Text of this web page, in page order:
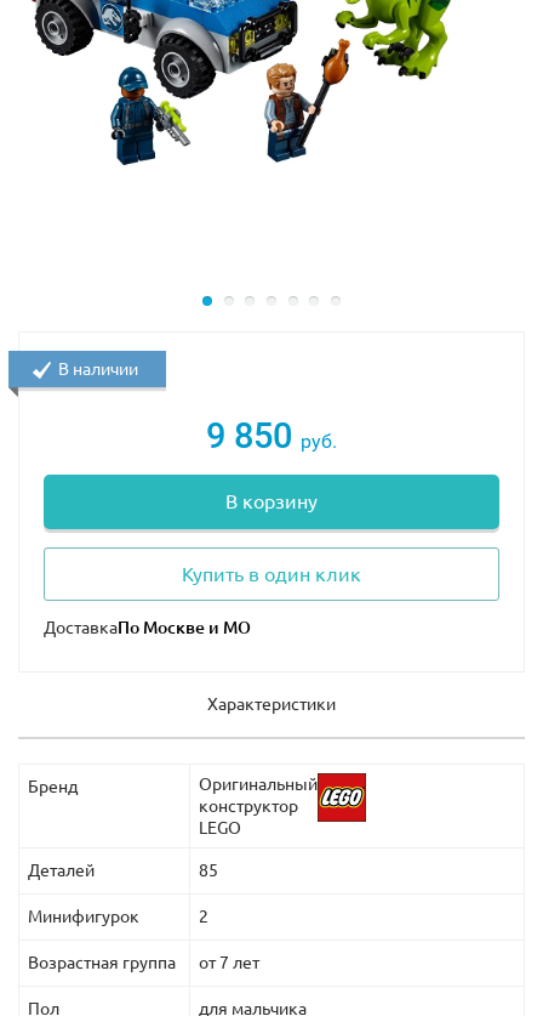
Размеры внедорожника из Лего 76951 в собранном
виде: 7х15х8 см. Длина автомобиля с прицепом – 23
9 850 руб.
В корзину
Купить в один клик
Доставка
В наличии
Характеристики
Бренд
Оригинальный
конструктор
LEGO
Деталей 85
Минифигурок 2
Возрастная группа от 7 лет
Пол для мальчика